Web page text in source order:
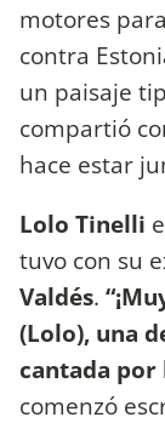
motores
contra
un paisaje
compartió
hace estar
Lolo Tinelli
tuvo con su
Valdés.
(Lolo), una
cantada por
comenzó